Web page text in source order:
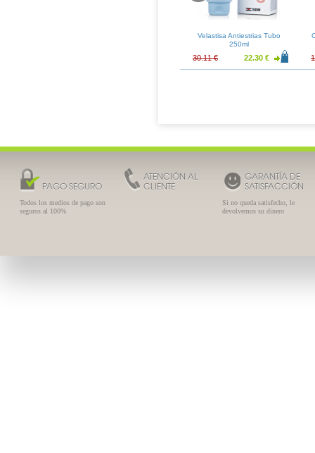
Velastisa Antiestrias Tubo
250ml
30.11 € 22.30 €
PAGO SEGURO
Todos los medios de pago son
seguros al 100%
ATENCIÓN AL
CLIENTE
GARANTÍA DE
SATISFACCIÓN
Si no queda satisfecho, le
devolvemos su dinero